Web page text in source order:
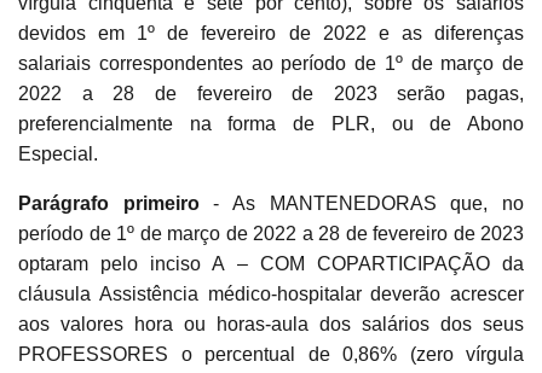
devidos em 1º de fevereiro de 2022 e as diferenças
salariais correspondentes ao período de 1º de março de
2022 a 28 de fevereiro de 2023 serão pagas,
preferencialmente na forma de PLR, ou de Abono
Especial.
Parágrafo primeiro- As MANTENEDORAS que, no
período de 1º de março de 2022 a 28 de fevereiro de 2023
optaram pelo inciso A – COM COPARTICIPAÇÃO da
cláusula Assistência médico-hospitalar deverão acrescer
aos valores hora ou horas-aula dos salários dos seus
PROFESSORES o percentual de 0,86% (zero vírgula